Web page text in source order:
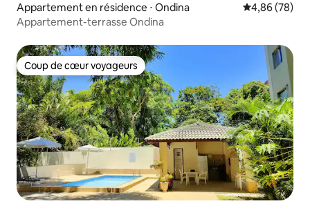
Appartement en résidence ⋅ Ondina Évaluation
4,86 (78)
Appartement-terrasse Ondina
Coup de cœur voyageurs
Coup de cœur voyageurs